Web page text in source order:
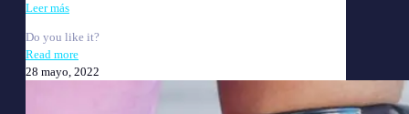
Leer más
Do you like it?
Read more
28 mayo, 2022